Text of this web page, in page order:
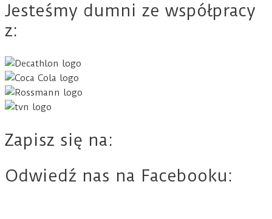
Jesteśmy dumni ze współpracy
z:
Zapisz się na:
Odwiedź nas na Facebooku: